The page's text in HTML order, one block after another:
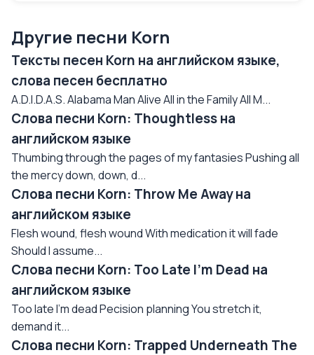
Другие песни Korn
Тексты песен Korn на английском языке,
слова песен бесплатно
A.D.I.D.A.S. Alabama Man Alive All in the Family All M...
Слова песни Korn: Thoughtless на
английском языке
Thumbing through the pages of my fantasies Pushing all
the mercy down, down, d...
Слова песни Korn: Throw Me Away на
английском языке
Flesh wound, flesh wound With medication it will fade
Should I assume...
Слова песни Korn: Too Late I'm Dead на
английском языке
Too late I'm dead Pecision planning You stretch it,
demand it...
Слова песни Korn: Trapped Underneath The